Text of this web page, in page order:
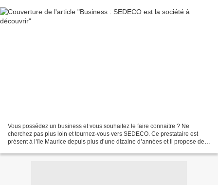
Vous possédez un business et vous souhaitez le faire connaitre ? Ne
cherchez pas plus loin et tournez-vous vers SEDECO. Ce prestataire est
présent à l’île Maurice depuis plus d’une dizaine d’années et il propose des